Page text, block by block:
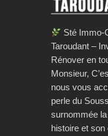
Sté Immo-
Taroudant –
Rénover en
Monsieur,
nous vous
perle du
surnommée
histoire et